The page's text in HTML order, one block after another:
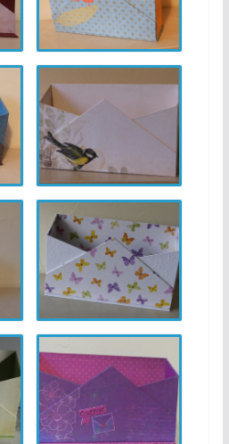
range courrier 6
range courrier 8
range courrier 10